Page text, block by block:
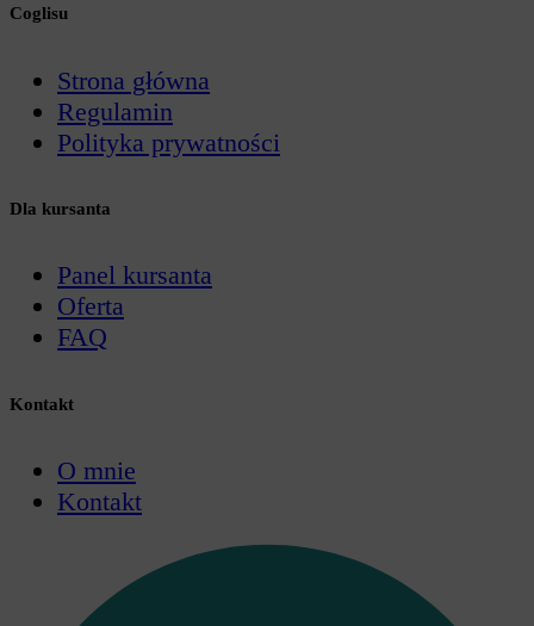
Coglisu
Strona główna
Regulamin
Polityka prywatności
Dla kursanta
Panel kursanta
Oferta
FAQ
Kontakt
O mnie
Kontakt